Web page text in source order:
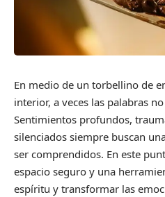
En medio de un torbellino de
interior, a veces las palabras
Sentimientos profundos,
silenciados siempre buscan
ser comprendidos. En este
espacio seguro y una
espíritu y transformar las